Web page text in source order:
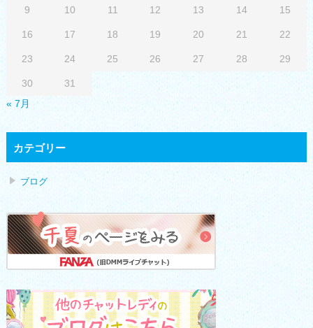
« 7月
9 10 11 12 13 14 15
16 17 18 19 20 21 22
23 24 25 26 27 28 29
30 31
カテゴリー
ブログ